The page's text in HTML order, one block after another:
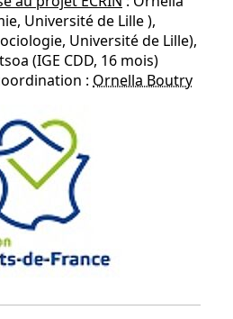
Université de Lille ),
Université de Lille),
(IGE CDD, 16 mois)
: Ornella Boutry